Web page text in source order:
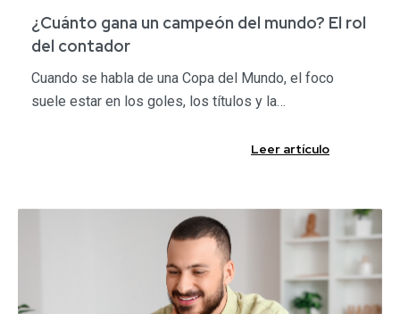
​¿Cuánto gana un campeón del mundo? El rol
del contador​
Cuando se habla de una Copa del Mundo, el foco
suele estar en los goles, los títulos y la…
Leer artículo